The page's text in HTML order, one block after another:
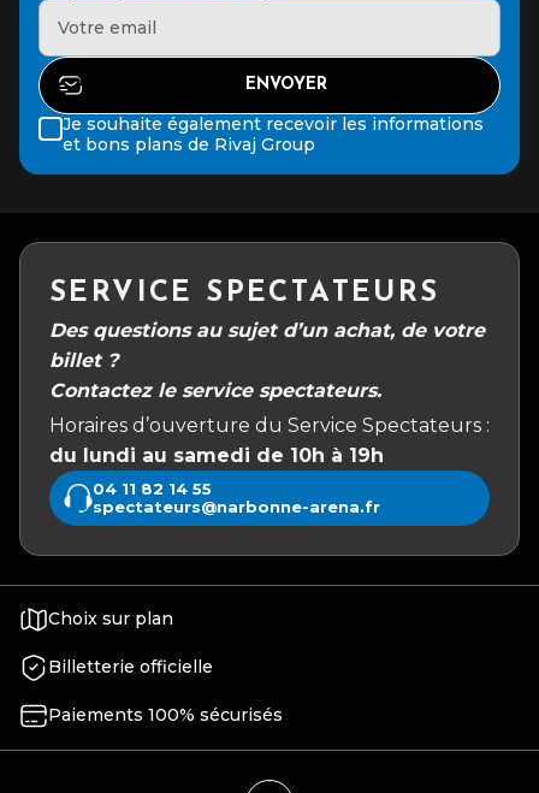
Je souhaite également recevoir les informations
et bons plans de Rivaj Group
SERVICE SPECTATEURS
Des questions au sujet d’un achat, de votre
billet ?
Contactez le service spectateurs.
Horaires d’ouverture du Service Spectateurs :
du lundi au samedi de 10h à 19h
04 11 82 14 55
spectateurs@narbonne-arena.fr
Choix sur plan
Billetterie officielle
Paiements 100% sécurisés